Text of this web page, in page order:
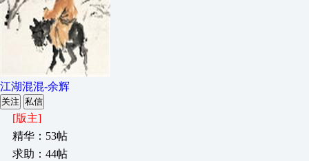
江湖混混-余辉
关注 私信
[版主]
精华：53帖
求助：44帖